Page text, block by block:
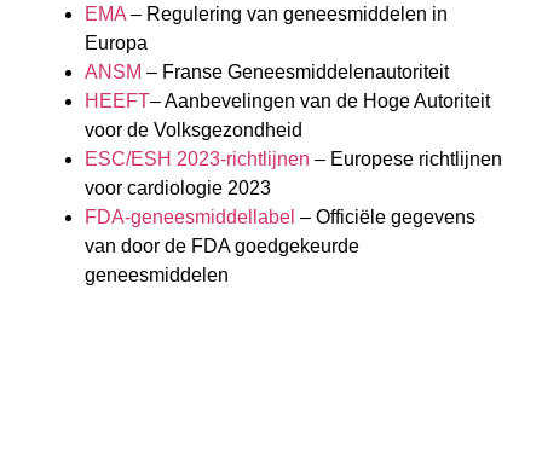
EMA – Regulering van geneesmiddelen in
Europa
ANSM – Franse Geneesmiddelenautoriteit
HEEFT– Aanbevelingen van de Hoge Autoriteit
voor de Volksgezondheid
ESC/ESH 2023-richtlijnen – Europese richtlijnen
voor cardiologie 2023
FDA-geneesmiddellabel – Officiële gegevens
van door de FDA goedgekeurde
geneesmiddelen